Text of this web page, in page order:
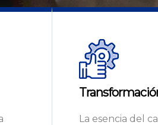
La esencia del